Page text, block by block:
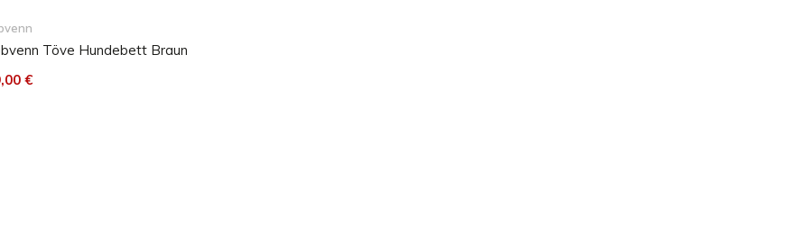
Form beizubehalten und ein
Töve Hundebett Braun
€